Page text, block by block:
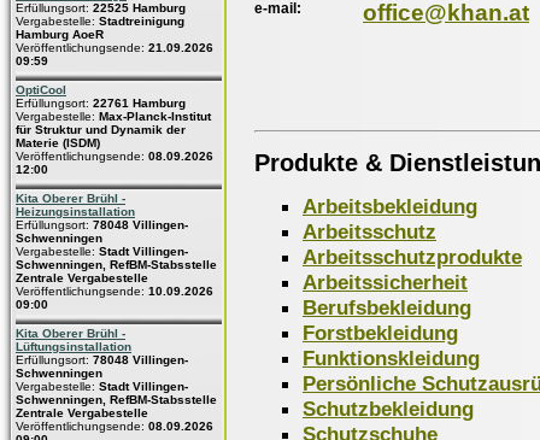
Erfüllungsort: 22525 Hamburg
Vergabestelle: Stadtreinigung
Hamburg AoeR
Veröffentlichungsende: 21.09.2026
09:59
OptiCool
Erfüllungsort: 22761 Hamburg
Vergabestelle: Max-Planck-Institut
für Struktur und Dynamik der
Materie (ISDM)
Veröffentlichungsende: 08.09.2026
12:00
Kita Oberer Brühl -
Heizungsinstallation
Erfüllungsort: 78048 Villingen-
Schwenningen
Vergabestelle: Stadt Villingen-
Schwenningen, RefBM-Stabsstelle
Zentrale Vergabestelle
Veröffentlichungsende: 10.09.2026
09:00
Kita Oberer Brühl -
Lüftungsinstallation
Erfüllungsort: 78048 Villingen-
Schwenningen
Vergabestelle: Stadt Villingen-
Schwenningen, RefBM-Stabsstelle
Zentrale Vergabestelle
Veröffentlichungsende: 08.09.2026
e-mail: office@khan.at
Produkte &
Arbeitsbekleidung
Arbeitsschutz
Arbeitsschutzprodukte
Arbeitssicherheit
Berufsbekleidung
Forstbekleidung
Funktionskleidung
Persönliche
Schutzbekleidung
Schutzschuhe